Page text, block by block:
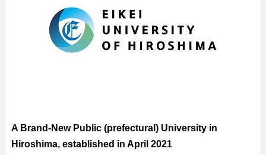
A Brand-New Public (prefectural) University in
Hiroshima, established in April 2021